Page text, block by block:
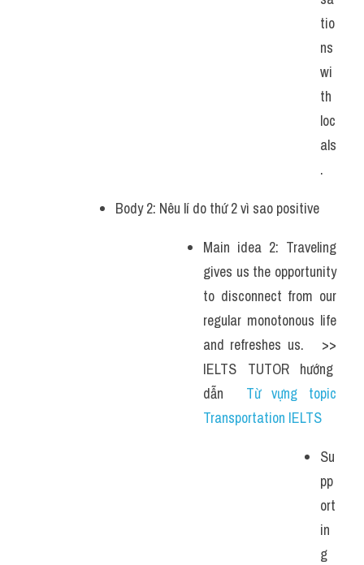
tio
ns
wi
th
loc
als
.
Body 2: Nêu lí do thứ 2 vì sao positive
Main idea 2: Traveling
gives us the opportunity
to disconnect from our
regular monotonous life
and refreshes us.   >>
IELTS  TUTOR  hướng
dẫn Từ vựng topic
Transportation IELTS
Su
pp
ort
in
g